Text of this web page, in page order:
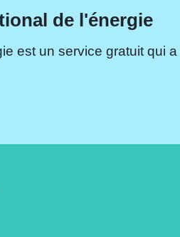
de l'énergie
est un service gratuit qui